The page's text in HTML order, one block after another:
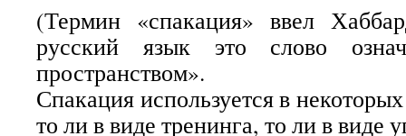
(Термин «спакация» ввел
русский язык это слово
пространством».
Спакация используется в
то ли в виде тренинга, то ли в виде